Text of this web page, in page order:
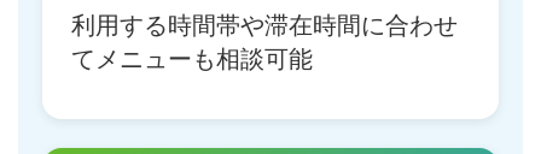
利用する時間帯や滞在時間に合わせ
てメニューも相談可能